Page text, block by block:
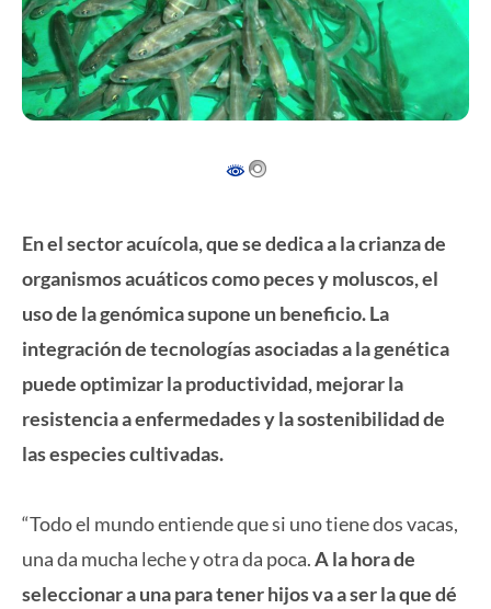
En el sector acuícola, que se dedica a la crianza de
organismos acuáticos como peces y moluscos, el
uso de la genómica supone un beneficio. La
integración de tecnologías asociadas a la genética
puede optimizar la productividad, mejorar la
resistencia a enfermedades y la sostenibilidad de
las especies cultivadas.
“Todo el mundo entiende que si uno tiene dos vacas,
una da mucha leche y otra da poca.A la hora de
seleccionar a una para tener hijos va a ser la que dé